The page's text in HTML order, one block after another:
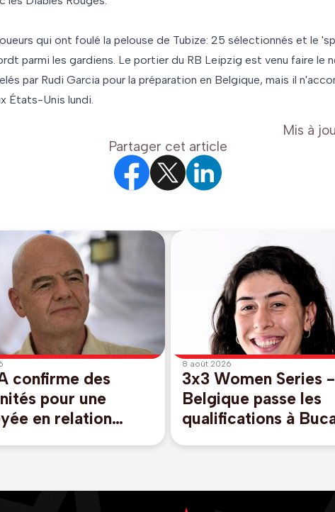
qui ont foulé la pelouse de Tubize: 25 sélectionnés et le
parmi les gardiens. Le portier du RB Leipzig est venu faire le
par Rudi Garcia pour la préparation en Belgique, mais il
États-Unis lundi.
Mis à
Partager cet article
confirme des
pour une
en relation
8 août 2026
3x3 Women Series
Belgique passe les
qualifications à